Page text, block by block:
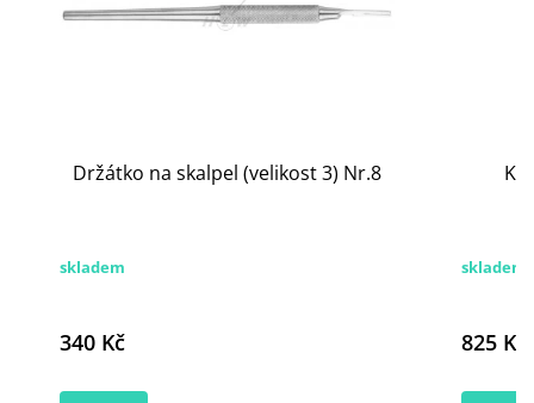
Držátko na skalpel (velikost 3) Nr.8
skladem
340 Kč
skladem
825 Kč